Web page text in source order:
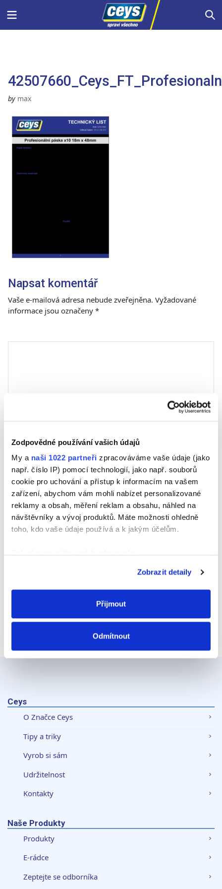
Zodpovědné používání vašich údajů
My a naši 1022 partneři zpracováváme vaše údaje (jako
např. číslo IP) pomocí technologií, jako např. souborů
cookie pro uchování a přístup k informacím na vašem
zařízení, abychom vám mohli nabízet personalizované
reklamy a obsah, měření reklam a obsahu, náhled na
návštěvníky a vývoj produktů. Máte možnosti ohledně
toho, kdo vaše údaje používá a k jakým účelům.
poloze, které mohou být přesné na několik metrů
Identifikovali vaše zařízení pomocí aktivního
skenování pro konkrétní charakteristiky (otisk prstu)
Zjistěte více o tom, jak zpracováváme vaše osobní
Svůj souhlas můžete kdykoliv změnit nebo odvolat v
části Prohlášení o souborech cookie.
soubory cookie. Informace o tom, jak náš web používáte,
analýzy. Partneři tyto údaje mohou zkombinovat s
dalšími informacemi, které jste jim poskytli nebo které
Zobrazit detaily
Přijmout
Odmítnout
Menu
by max
Napsat komentář
Vaše e-mailová adresa nebude zveřejněna. Vyžadované
informace jsou označeny *
Jméno
E-mail
Ceys
O Značce Ceys
Tipy a triky
Vyrob si sám
Udržitelnost
Kontakty
Naše Produkty
Produkty
E-rádce
Zeptejte se odborníka